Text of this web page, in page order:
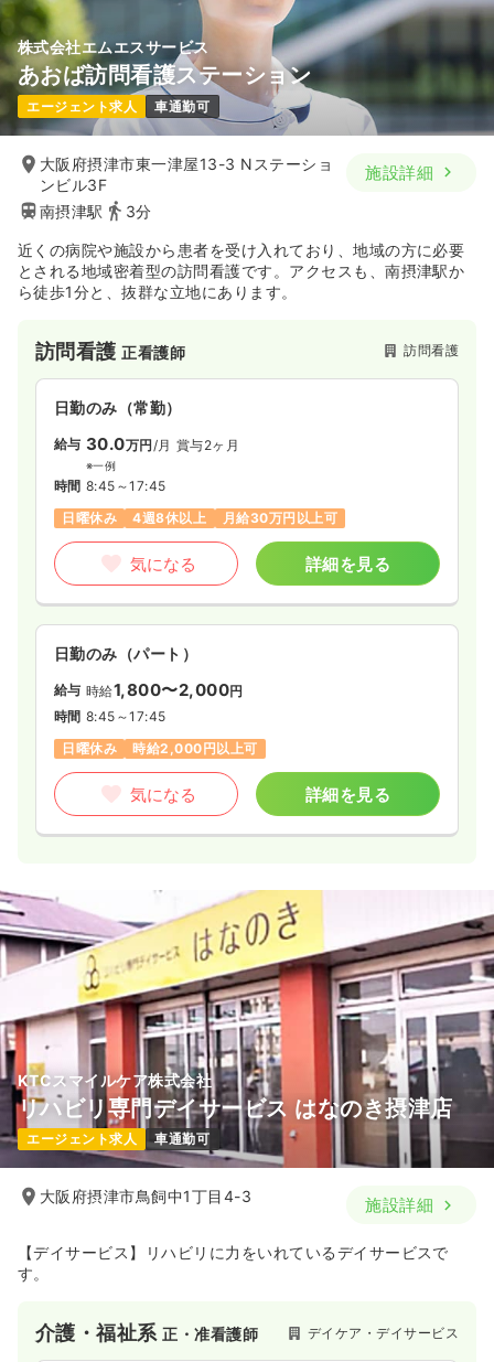
夜勤のみ（パート） 一時募集休止
給与 お問い合わせください
時間 9:00～19:00
株式会社エムエスサービス
あおば訪問看護ステーション
エージェント求人 車通勤可
大阪府摂津市東一津屋13-3 Nステーショ
ンビル3F
南摂津駅
3分
施設詳細
近くの病院や施設から患者を受け入れており、地域の方に必要
とされる地域密着型の訪問看護です。アクセスも、南摂津駅か
ら徒歩1分と、抜群な立地にあります。
訪問看護正看護師 訪問看護
日勤のみ（常勤）
給与 30.0万円 /月 賞与2ヶ月
※一例
時間 8:45～17:45
日曜休み
4週8休以上 月給30万円以上可
気になる 詳細を見る
日勤のみ（パート）
給与 時給1,800〜2,000円
時間 8:45～17:45
日曜休み
時給2,000円以上可
気になる 詳細を見る
KTCスマイルケア株式会社
リハビリ専門デイサービス はなのき摂津店
エージェント求人 車通勤可
大阪府摂津市鳥飼中1丁目4-3 施設詳細
【デイサービス】リハビリに力をいれているデイサービスで
す。
介護・福祉系正・准看護師 デイケア・デイサービス